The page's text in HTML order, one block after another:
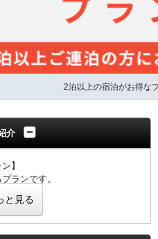
の宿泊がお得なプラン
介
】
ランです。
せていただきます。
７泊目、１０泊目・・・
す。
と見る